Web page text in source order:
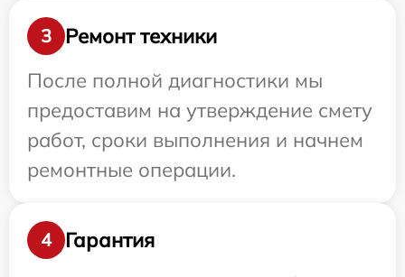
3
Ремонт техники
После полной диагностики мы
предоставим на утверждение смету
работ, сроки выполнения и начнем
ремонтные операции.
4
Гарантия